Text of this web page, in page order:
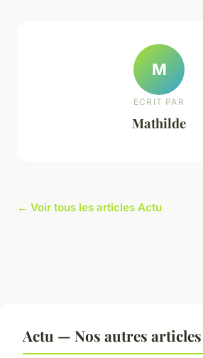
M
ECRIT PAR
Mathilde
← Voir tous les articles Actu
Actu — Nos autres articles